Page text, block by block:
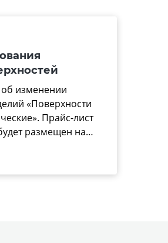
изменении
«Поверхности
Прайс-лист
размещен на
в
«Прайсы».